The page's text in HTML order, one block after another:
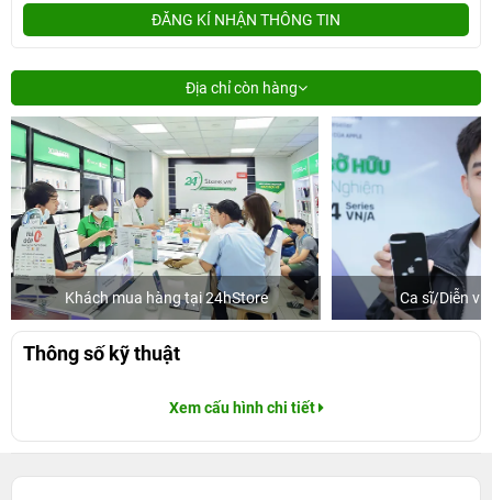
ĐĂNG KÍ NHẬN THÔNG TIN
Địa chỉ còn hàng
Khách mua hàng tại 24hStore Ca sĩ/Diễn
Thông số kỹ thuật
Xem cấu hình chi tiết